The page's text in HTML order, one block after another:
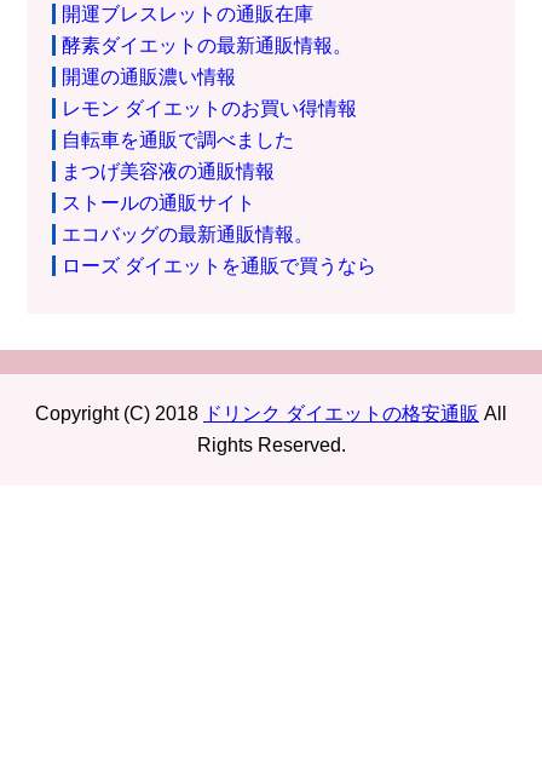
開運ブレスレットの通販在庫
酵素ダイエットの最新通販情報。
開運の通販濃い情報
レモン ダイエットのお買い得情報
自転車を通販で調べました
まつげ美容液の通販情報
ストールの通販サイト
エコバッグの最新通販情報。
ローズ ダイエットを通販で買うなら
Copyright (C) 2018 ドリンク ダイエットの格安通販 All
Rights Reserved.